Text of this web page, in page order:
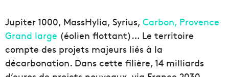
Jupiter 1000, MassHylia, Syrius, Carbon, Provence
Grand large (éolien flottant)… Le territoire
compte des projets majeurs liés à la
décarbonation. Dans cette filière, 14 milliards